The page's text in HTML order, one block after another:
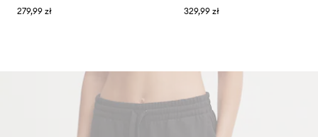
279,99 zł
329,99 zł